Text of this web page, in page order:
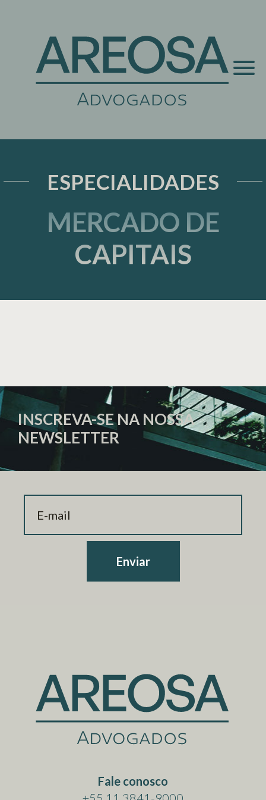
ESPECIALIDADES
MERCADO DE
CAPITAIS
INSCREVA-SE NA NOSSA
NEWSLETTER
Enviar
Fale conosco